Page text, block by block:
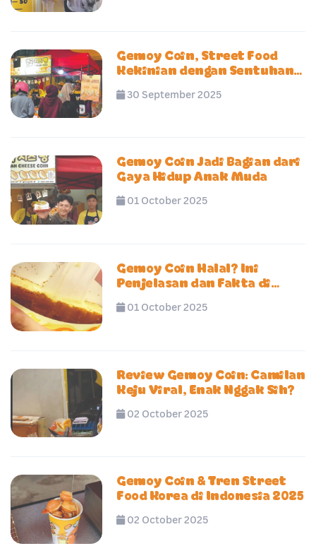
Gemoy Coin, Street Food
Kekinian dengan Sentuhan
30 September 2025
Gemoy Coin Jadi Bagian dari
Gaya Hidup Anak Muda
01 October 2025
Gemoy Coin Halal? Ini
Penjelasan dan Fakta di
01 October 2025
Review Gemoy Coin: Camilan
Keju Viral, Enak Nggak Sih?
02 October 2025
Gemoy Coin & Tren Street
Food Korea di Indonesia 2025
02 October 2025